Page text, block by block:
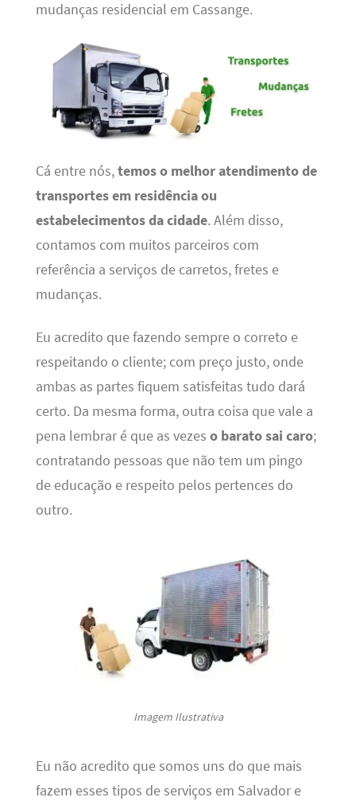
mudanças residencial em Cassange.
Cá entre nós,temos o melhor atendimento de
transportes em residência ou
estabelecimentos da cidade. Além disso,
contamos com muitos parceiros com
referência a serviços de carretos, fretes e
mudanças.
Eu acredito que fazendo sempre o correto e
respeitando o cliente; com preço justo, onde
ambas as partes fiquem satisfeitas tudo dará
certo. Da mesma forma, outra coisa que vale a
pena lembrar é que as vezes o barato sai caro;
contratando pessoas que não tem um pingo
de educação e respeito pelos pertences do
outro.
Imagem Ilustrativa
Eu não acredito que somos uns do que mais
fazem esses tipos de serviços em Salvador e